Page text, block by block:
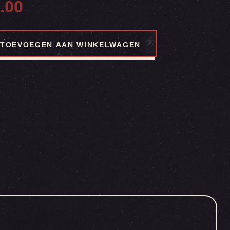
TOEVOEGEN AAN WINKELWAGEN